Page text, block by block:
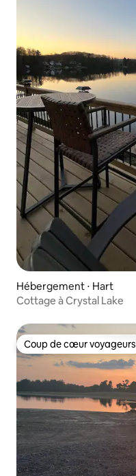
Hébergement ⋅ Hart
Cottage à Crystal Lake
Coup de cœur voyageurs
Coup de cœur voyageurs